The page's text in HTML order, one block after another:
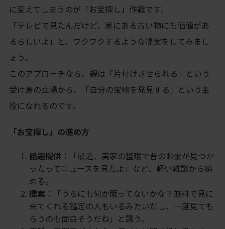
に変えてしまうのが「お宝探し」作戦です。
「テレビで見たんだけど、家にある古い物にも価値があ
るらしいよ」と、ワクワクするような提案をしてみまし
ょう。
このアプローチなら、親は「片付けさせられる」という
受け身の立場から、「自分の宝物を発見する」という主
役になれるのです。
「お宝探し」の進め方
話題提供 ：「最近、実家の整理で昔のお金が見つか
ったってニュースを見たよ」など、軽い雑談から始
める。
提案 ：「うちにも何か眠ってないかな？無料で見に
来てくれる鑑定の人もいるみたいだし、一度見ても
らうのも面白そうだね」と誘う。